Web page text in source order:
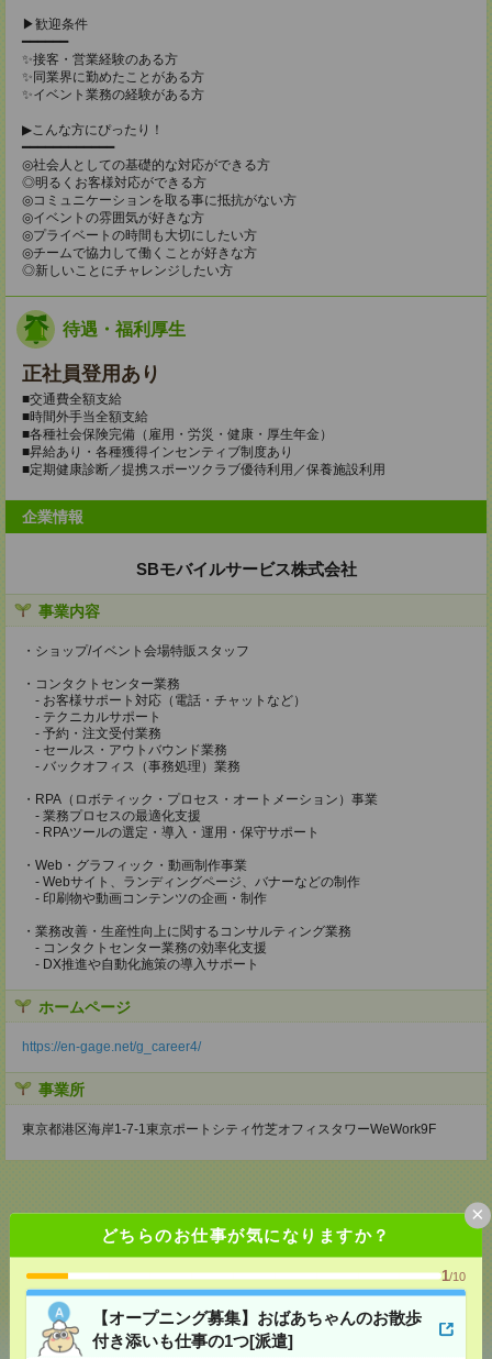
どちらのお仕事が気になりますか？
1/10
【オープニング募集】おばあちゃんのお散歩
付き添いも仕事の1つ[派遣]
×
▶歓迎条件
━━━━━━
✨接客・営業経験のある方
✨同業界に勤めたことがある方
✨イベント業務の経験がある方
▶こんな方にぴったり！
━━━━━━━━━━━━
◎社会人としての基礎的な対応ができる方
◎明るくお客様対応ができる方
◎コミュニケーションを取る事に抵抗がない方
◎イベントの雰囲気が好きな方
◎プライベートの時間も大切にしたい方
◎チームで協力して働くことが好きな方
◎新しいことにチャレンジしたい方
待遇・福利厚生
正社員登用あり
■交通費全額支給
■時間外手当全額支給
■各種社会保険完備（雇用・労災・健康・厚生年金）
■昇給あり・各種獲得インセンティブ制度あり
■定期健康診断／提携スポーツクラブ優待利用／保養施設利用
企業情報
SBモバイルサービス株式会社
事業内容
・ショップ/イベント会場特販スタッフ
・コンタクトセンター業務
- お客様サポート対応（電話・チャットなど）
- テクニカルサポート
- 予約・注文受付業務
- セールス・アウトバウンド業務
- バックオフィス（事務処理）業務
・RPA（ロボティック・プロセス・オートメーション）事業
- 業務プロセスの最適化支援
- RPAツールの選定・導入・運用・保守サポート
・Web・グラフィック・動画制作事業
- Webサイト、ランディングページ、バナーなどの制作
- 印刷物や動画コンテンツの企画・制作
・業務改善・生産性向上に関するコンサルティング業務
- コンタクトセンター業務の効率化支援
- DX推進や自動化施策の導入サポート
ホームページ
https://en-gage.net/g_career4/
事業所
東京都港区海岸1-7-1東京ポートシティ竹芝オフィスタワーWeWork9F
応募ページへ
気になる！